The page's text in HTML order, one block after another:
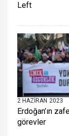
Left
2 HAZIRAN 2023
Erdoğan’ın
görevler